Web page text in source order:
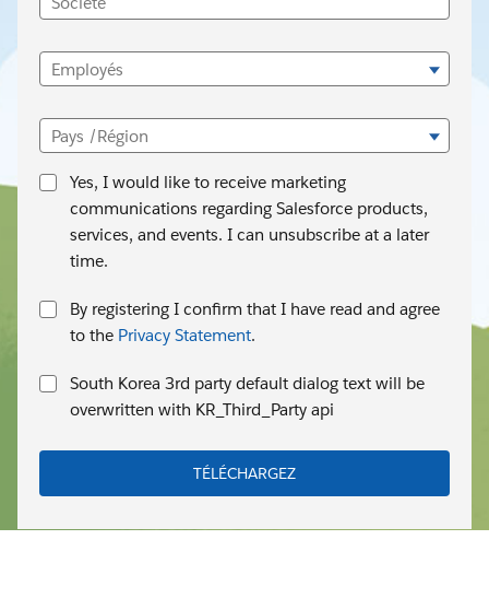
Employés
Pays /Région
Yes, I would like to receive marketing
communications regarding Salesforce products,
services, and events. I can unsubscribe at a later
time.
By registering I confirm that I have read and agree
to the Privacy Statement.
South Korea 3rd party default dialog text will be
overwritten with KR_Third_Party api
TÉLÉCHARGEZ